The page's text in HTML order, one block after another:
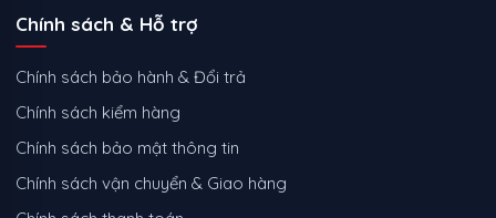
Chính sách & Hỗ trợ
Chính sách bảo hành & Đổi trả
Chính sách kiểm hàng
Chính sách bảo mật thông tin
Chính sách vận chuyển & Giao hàng